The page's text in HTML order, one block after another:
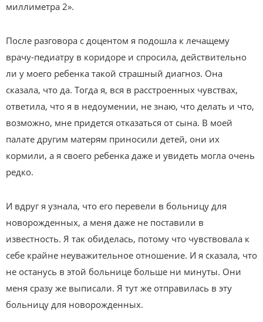
миллиметра 2».
После разговора с доцентом я подошла к лечащему
врачу-педиатру в коридоре и спросила, действительно
ли у моего ребенка такой страшный диагноз. Она
сказала, что да. Тогда я, вся в расстроенных чувствах,
ответила, что я в недоумении, не знаю, что делать и что,
возможно, мне придется отказаться от сына. В моей
палате другим матерям приносили детей, они их
кормили, а я своего ребенка даже и увидеть могла очень
редко.
И вдруг я узнала, что его перевели в больницу для
новорожденных, а меня даже не поставили в
известность. Я так обиделась, потому что чувствовала к
себе крайне неуважительное отношение. И я сказала, что
не останусь в этой больнице больше ни минуты. Они
меня сразу же выписали. Я тут же отправилась в эту
больницу для новорожденных.